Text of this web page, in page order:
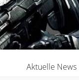
Aktuelle News